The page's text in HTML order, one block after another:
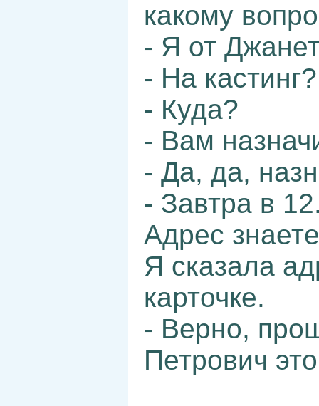
какому
- Я от
- На кастинг?
- Куда?
- Вам
- Да, да,
- Завтра в
Адрес
Я сказала
карточке.
- Верно,
Петрович